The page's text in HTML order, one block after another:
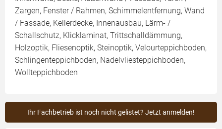
Zargen, Fenster / Rahmen, Schimmelentfernung, Wand
/ Fassade, Kellerdecke, Innenausbau, Lärm- /
Schallschutz, Klicklaminat, Trittschalldämmung,
Holzoptik, Fliesenoptik, Steinoptik, Velourteppichboden,
Schlingenteppichboden, Nadelvliesteppichboden,
Wollteppichboden
Ihr Fachbetrieb ist noch nicht gelistet? Jetzt anmelden!